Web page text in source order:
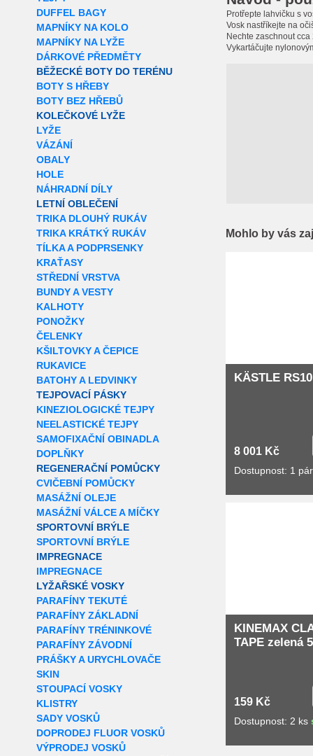
DUFFEL BAGY
MAPNÍKY NA KOLO
MAPNÍKY NA LYŽE
DÁRKOVÉ PŘEDMĚTY
BĚŽECKÉ BOTY DO TERÉNU
BOTY S HŘEBY
BOTY BEZ HŘEBŮ
KOLEČKOVÉ LYŽE
LYŽE
VÁZÁNÍ
OBALY
HOLE
NÁHRADNÍ DÍLY
LETNÍ OBLEČENÍ
TRIKA DLOUHÝ RUKÁV
TRIKA KRÁTKÝ RUKÁV
TÍLKA A PODPRSENKY
KRAŤASY
STŘEDNÍ VRSTVA
BUNDY A VESTY
KALHOTY
PONOŽKY
ČELENKY
KŠILTOVKY A ČEPICE
RUKAVICE
BATOHY A LEDVINKY
TEJPOVACÍ PÁSKY
KINEZIOLOGICKÉ TEJPY
NEELASTICKÉ TEJPY
SAMOFIXAČNÍ OBINADLA
DOPLŇKY
REGENERAČNÍ POMŮCKY
CVIČEBNÍ POMŮCKY
MASÁŽNÍ OLEJE
MASÁŽNÍ VÁLCE A MÍČKY
SPORTOVNÍ BRÝLE
SPORTOVNÍ BRÝLE
IMPREGNACE
IMPREGNACE
LYŽAŘSKÉ VOSKY
PARAFÍNY TEKUTÉ
PARAFÍNY ZÁKLADNÍ
PARAFÍNY TRÉNINKOVÉ
PARAFÍNY ZÁVODNÍ
PRÁŠKY A URYCHLOVAČE
SKIN
STOUPACÍ VOSKY
KLISTRY
SADY VOSKŮ
DOPRODEJ FLUOR VOSKŮ
VÝPRODEJ VOSKŮ
Protřepte lahvičku s
Vosk nastříkejte na
Nechte zaschnout cca
Vykartáčujte
Mohlo by vás
KÄSTLE
8 001 Kč
Dostupnost: 1
KINEMAX
TAPE zelená
159 Kč
Dostupnost: 2 ks